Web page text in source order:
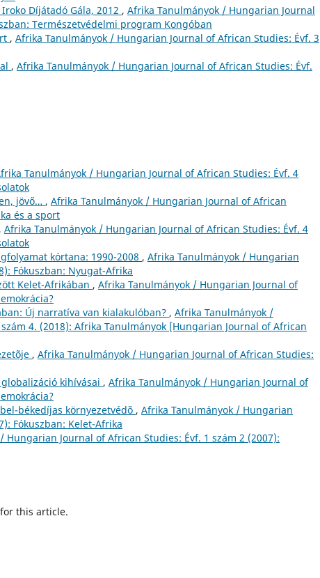
Díjátadó Gála, 2012 , Afrika Tanulmányok / Hungarian Journal
Természetvédelmi program Kongóban
, Afrika Tanulmányok / Hungarian Journal of African Studies: Évf. 3
, Afrika Tanulmányok / Hungarian Journal of African Studies: Évf.
Tanulmányok / Hungarian Journal of African Studies: Évf. 4
jövő… , Afrika Tanulmányok / Hungarian Journal of African
és a sport
, Afrika Tanulmányok / Hungarian Journal of African Studies: Évf. 4
kórtana: 1990-2008 , Afrika Tanulmányok / Hungarian
Fókuszban: Nyugat-Afrika
Kelet-Afrikában , Afrika Tanulmányok / Hungarian Journal of
Új narratíva van kialakulóban? , Afrika Tanulmányok /
4. (2018): Afrika Tanulmányok [Hungarian Journal of African
, Afrika Tanulmányok / Hungarian Journal of African Studies:
kihívásai , Afrika Tanulmányok / Hungarian Journal of
békedíjas környezetvédõ , Afrika Tanulmányok / Hungarian
Fókuszban: Kelet-Afrika
Hungarian Journal of African Studies: Évf. 1 szám 2 (2007):
for this article.